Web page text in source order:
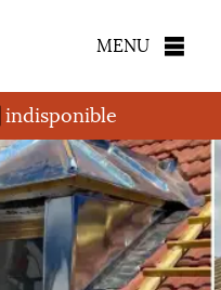
MENU
indisponible